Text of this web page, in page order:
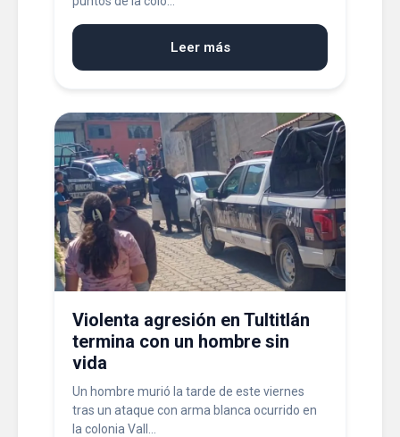
Leer más
Violenta agresión en Tultitlán
termina con un hombre sin
vida
Un hombre murió la tarde de este viernes
tras un ataque con arma blanca ocurrido en
la colonia Vall...